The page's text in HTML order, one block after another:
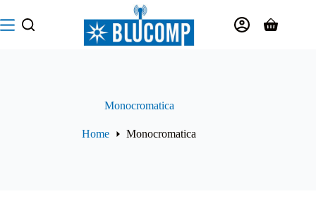
al
contenuto
Carrello
Monocromatica
Home Monocromatica